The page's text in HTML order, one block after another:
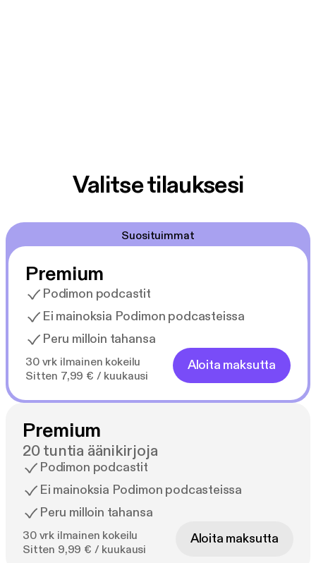
Valitse tilauksesi
Suosituimmat
Premium
Podimon podcastit
Ei mainoksia Podimon podcasteissa
Peru milloin tahansa
30 vrk ilmainen kokeilu
Sitten 7,99 € / kuukausi
Aloita maksutta
Premium
20 tuntia äänikirjoja
Podimon podcastit
Ei mainoksia Podimon podcasteissa
Peru milloin tahansa
30 vrk ilmainen kokeilu
Sitten 9,99 € / kuukausi
Aloita maksutta